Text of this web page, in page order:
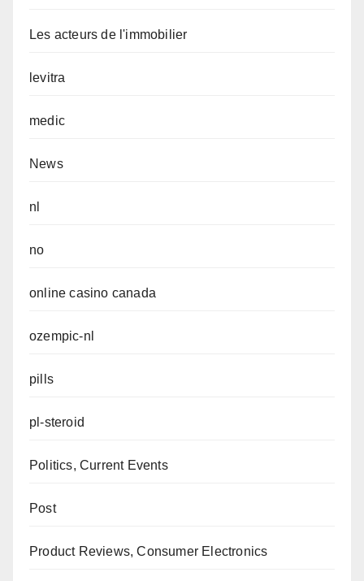
Les acteurs de l'immobilier
levitra
medic
News
nl
no
online casino canada
ozempic-nl
pills
pl-steroid
Politics, Current Events
Post
Product Reviews, Consumer Electronics